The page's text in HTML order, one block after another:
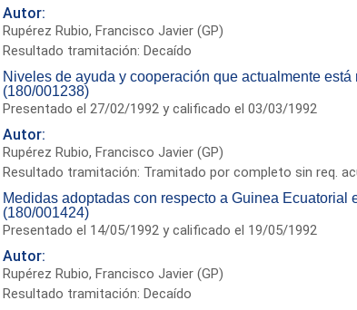
Autor:
Rupérez Rubio, Francisco Javier (GP)
Resultado tramitación: Decaído
Niveles de ayuda y cooperación que actualmente
(180/001238)
Presentado el 27/02/1992 y calificado el 03/03/1992
Autor:
Rupérez Rubio, Francisco Javier (GP)
Resultado tramitación: Tramitado por completo sin req.
Medidas adoptadas con respecto a Guinea
(180/001424)
Presentado el 14/05/1992 y calificado el 19/05/1992
Autor:
Rupérez Rubio, Francisco Javier (GP)
Resultado tramitación: Decaído